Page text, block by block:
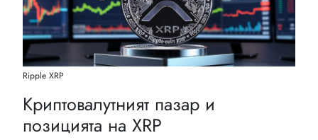
Ripple XRP
Криптовалутният пазар и
позицията на XRP